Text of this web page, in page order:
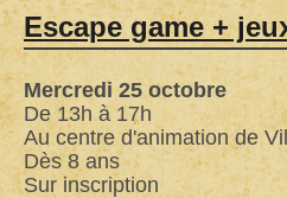
à
Villars-
Vert
Escape game +
Mercredi 25 octobre
De 13h à 17h
Au centre d'animation de
Dès 8 ans
Sur inscription